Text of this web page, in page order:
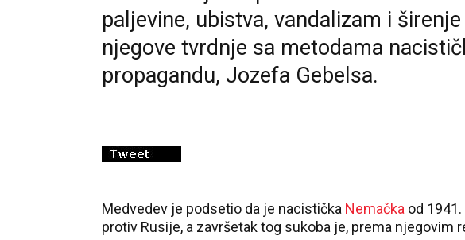
paljevine, ubistva, vandalizam i
njegove tvrdnje sa metodama
propagandu, Jozefa Gebelsa.
Medvedev je podsetio da je nacistička Nemačka od
protiv Rusije, a završetak tog sukoba je, prema njegovim